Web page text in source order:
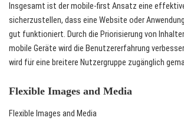
Insgesamt ist der mobile-first Ansatz eine
sicherzustellen, dass eine Website oder
gut funktioniert. Durch die Priorisierung von
mobile Geräte wird die Benutzererfahrung
wird für eine breitere Nutzergruppe zugänglich
Flexible Images and Media
Flexible Images and Media